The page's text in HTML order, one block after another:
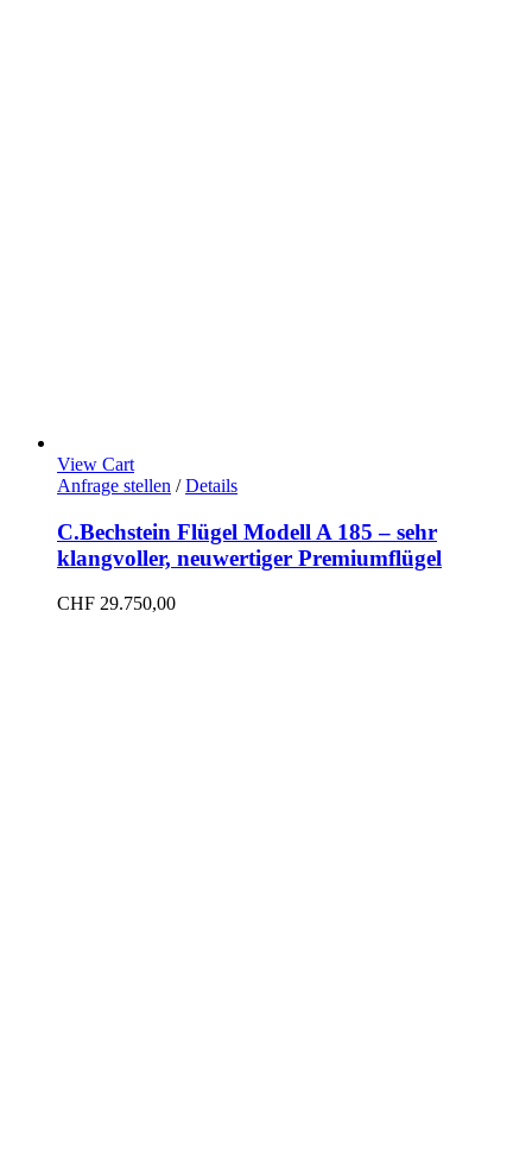
View Cart
Anfrage stellen / Details
C.Bechstein Flügel Modell A 185 – sehr
klangvoller, neuwertiger Premiumflügel
CHF 29.750,00